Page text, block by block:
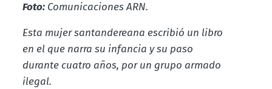
Foto:Comunicaciones ARN.
Esta mujer santandereana escribió un libro
en el que narra su infancia y su paso
durante cuatro años, por un grupo armado
ilegal.